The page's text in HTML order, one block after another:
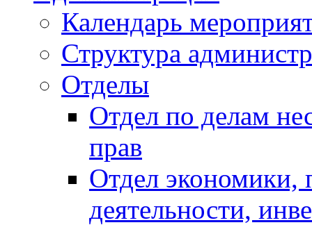
Календарь
Структура
Отделы
Отдел по делам
прав
Отдел экономики,
деятельности,